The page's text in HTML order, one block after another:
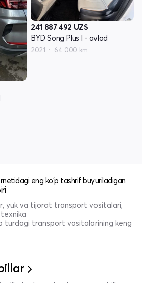
241 887 492 UZS
BYD Song Plus I - avlod
2021 64 000 km
eng ko'p tashrif buyuriladigan
yuk va tijorat transport vositalari,
turdagi transport vositalarining keng